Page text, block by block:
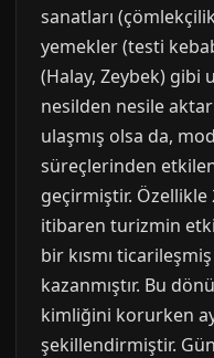
sanatları
yemekler (testi
(Halay, Zeybek) gibi
nesilden nesile
ulaşmış olsa da,
süreçlerinden
geçirmiştir. Özellikle
itibaren turizmin
bir kısmı
kazanmıştır. Bu
kimliğini korurken
şekillendirmiştir.